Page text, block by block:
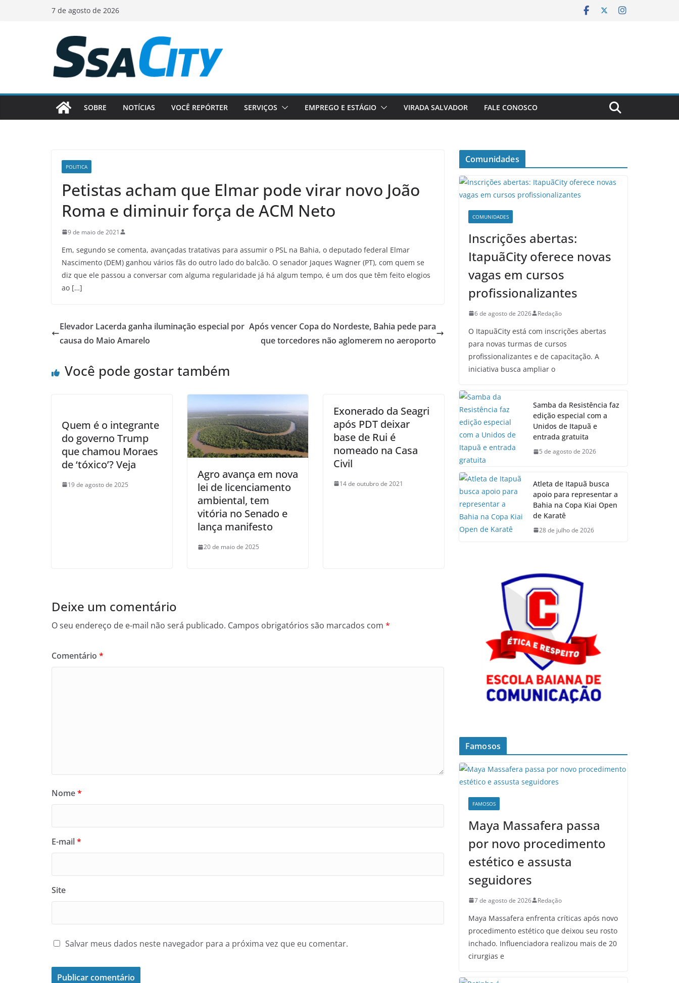
7 de agosto de 2026
SOBRE NOTÍCIAS VOCÊ REPÓRTER SERVIÇOS EMPREGO E ESTÁGIO VIRADA SALVADOR FALE CONOSCO
POLITICA
Petistas acham que Elmar pode virar novo João
Roma e diminuir força de ACM Neto
9 de maio de 2021
Em, segundo se comenta, avançadas tratativas para assumir o PSL na Bahia, o deputado federal Elmar
Nascimento (DEM) ganhou vários fãs do outro lado do balcão. O senador Jaques Wagner (PT), com quem se
diz que ele passou a conversar com alguma regularidade já há algum tempo, é um dos que têm feito elogios
ao […]
Elevador Lacerda ganha iluminação especial por
causa do Maio Amarelo
Após vencer Copa do Nordeste, Bahia pede para
que torcedores não aglomerem no aeroporto
Você pode gostar também
Quem é o integrante
do governo Trump
que chamou Moraes
de ‘tóxico’? Veja
19 de agosto de 2025
Agro avança em nova
lei de licenciamento
ambiental, tem
vitória no Senado e
lança manifesto
20 de maio de 2025
Exonerado da Seagri
após PDT deixar
base de Rui é
nomeado na Casa
Civil
14 de outubro de 2021
Deixe um comentário
O seu endereço de e-mail não será publicado. Campos obrigatórios são marcados com *
Comentário *
Nome*
E-mail*
Site
Salvar meus dados neste navegador para a próxima vez que eu comentar.
Comunidades
COMUNIDADES
Inscrições abertas:
ItapuãCity oferece novas
vagas em cursos
profissionalizantes
6 de agosto de 2026 Redação
O ItapuãCity está com inscrições abertas
para novas turmas de cursos
profissionalizantes e de capacitação. A
iniciativa busca ampliar o
Samba da Resistência faz
edição especial com a
Unidos de Itapuã e
entrada gratuita
5 de agosto de 2026
Atleta de Itapuã busca
apoio para representar a
Bahia na Copa Kiai Open
de Karatê
28 de julho de 2026
Famosos
FAMOSOS
Maya Massafera passa
por novo procedimento
estético e assusta
seguidores
7 de agosto de 2026 Redação
Maya Massafera enfrenta críticas após novo
procedimento estético que deixou seu rosto
inchado. Influenciadora realizou mais de 20
cirurgias e